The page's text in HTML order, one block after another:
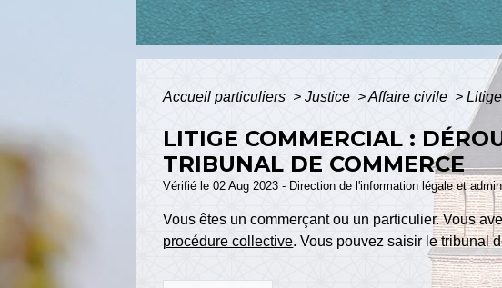
Accueil particuliers > Justice > Affaire civile >
LITIGE COMMERCIAL :
TRIBUNAL DE COMMERCE
Vérifié le 02 Aug 2023 - Direction de l'information légale et
Vous êtes un commerçant ou un particulier. Vous
procédure collective. Vous pouvez saisir le tribunal